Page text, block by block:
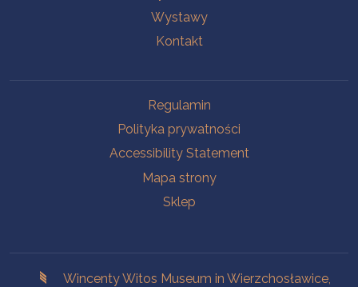
Wystawy
Kontakt
Regulamin
Polityka prywatności
Accessibility Statement
Mapa strony
Sklep
Wincenty Witos Museum in Wierzchosławice,